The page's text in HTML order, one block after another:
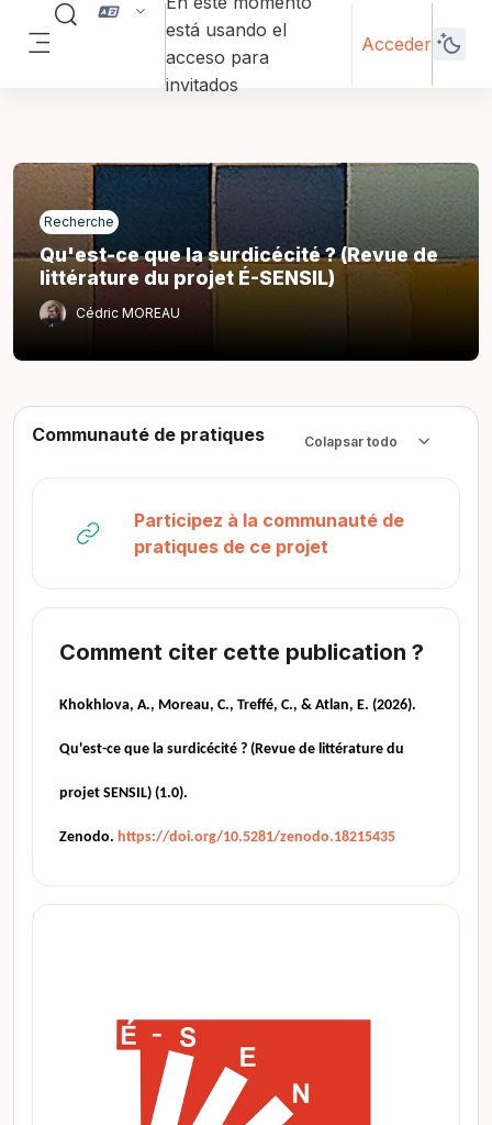
Salta al contenido principal
Panel lateral
Selector de búsqueda de entrada
está usando el
acceso para
invitados
Acceder
Recherche
Qu'est-ce que la surdicécité ? (Revue de
littérature du projet É-SENSIL)
Cédric MOREAU
Communauté de pratiques
Colapsar
Colapsar todo
Participez à la communauté de
pratiques de ce projet
Comment citer cette publication ?
Khokhlova, A., Moreau, C., Treffé, C., & Atlan, E. (2026).
Qu'est-ce que la surdicécité ? (Revue de littérature du
projet SENSIL) (1.0).
Zenodo. https://doi.org/10.5281/zenodo.18215435